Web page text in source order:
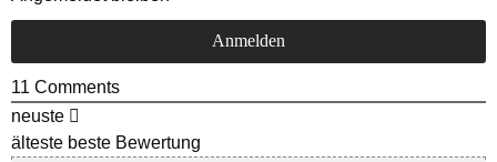
11 Comments
neuste
älteste beste Bewertung